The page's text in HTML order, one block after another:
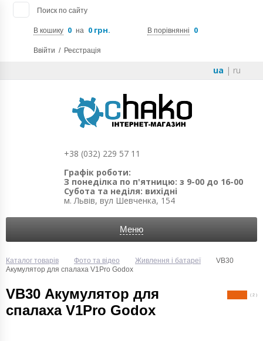
Поиск по сайту
В кошику 0 на 0 грн. В порівнянні 0
Ввійти / Реєстрація
ua | ru
+38 (032) 229 57 11
Графік роботи:
З понеділка по п'ятницю: з 9-00 до 16-00
Субота та неділя: вихідні
м. Львів, вул Шевченка, 154
Меню
Каталог товарів Фото та відео Живлення і батареї
VB30
Акумулятор для спалаха V1Pro Godox
VB30 Акумулятор для
спалаха V1Pro Godox
( 2 )